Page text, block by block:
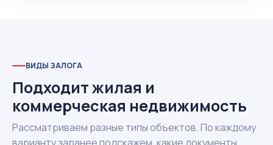
ВИДЫ ЗАЛОГА
Подходит жилая и
коммерческая недвижимость
Рассматриваем разные типы объектов. По каждому